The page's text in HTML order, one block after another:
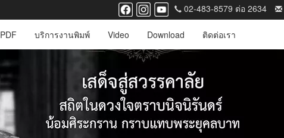
02-483-8579 ต่อ 2634
PDF บริการงานพิมพ์ Video Download ติดต่อเรา